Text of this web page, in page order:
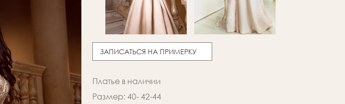
ЗАПИСАТЬСЯ НА ПРИМЕРКУ
Платье в наличии
Размер: 40- 42-44